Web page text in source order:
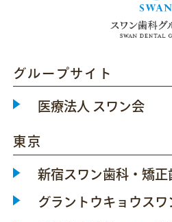
グループサイト
医療法人 スワン会
東京
新宿スワン歯科・矯正
グラントウキョウス